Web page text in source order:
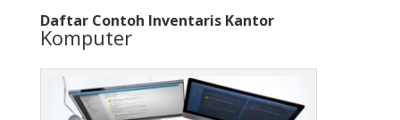
Daftar Contoh Inventaris Kantor
Komputer